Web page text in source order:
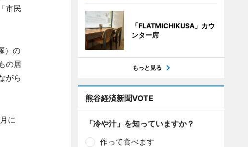
市民
）の
の居
がら
に
「FLATMICHIKUSA」カウ
ンター席
もっと見る
熊谷経済新聞VOTE
「冷や汁」を知っていますか？
作って食べます